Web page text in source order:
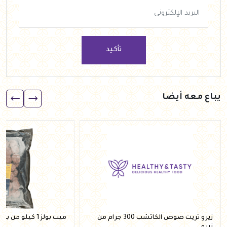
تأكيد
يباع معه أيضا
زيرو تريت صوص الكاتشب 300 جرام من
ميت بولز 1 كيلو من بووم ميت